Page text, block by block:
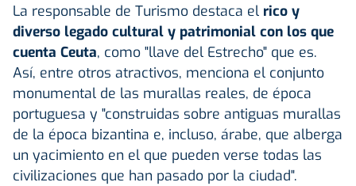
La responsable de Turismo destaca el rico y
diverso legado cultural y patrimonial con los que
cuenta Ceuta, como "llave del Estrecho" que es.
Así, entre otros atractivos, menciona el conjunto
monumental de las murallas reales, de época
portuguesa y "construidas sobre antiguas murallas
de la época bizantina e, incluso, árabe, que alberga
un yacimiento en el que pueden verse todas las
civilizaciones que han pasado por la ciudad".